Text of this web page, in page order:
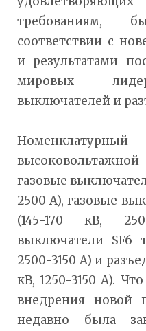
требованиям,
соответствии с
и результатами
мировых
выключателей и
газовые
2500 A), газовые
(145-170 кВ,
выключатели SF6
2500-3150 A) и
кВ, 1250-3150 A).
внедрения новой
недавно была